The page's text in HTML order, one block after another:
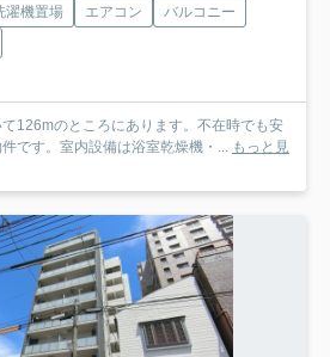
濯機置場 エアコン
バルコニー
126mのところにあります。不在時でも安
です。室内設備は浴室乾燥機・... もっと見